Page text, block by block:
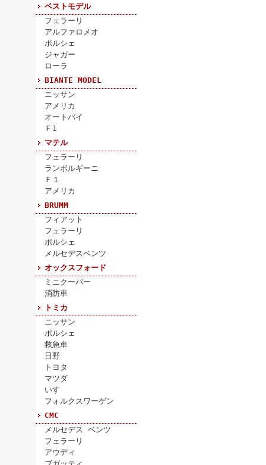
ベストモデル
フェラーリ
アルファロメオ
ポルシェ
ジャガー
ローラ
BIANTE MODEL
ニッサン
アメリカ
オートバイ
Ｆ1
マテル
フェラーリ
ランボルギーニ
Ｆ１
アメリカ
BRUMM
フィアット
フェラーリ
ポルシェ
メルセデスベンツ
オックスフォード
ミニクーパー
消防車
トミカ
ニッサン
ポルシェ
救急車
日野
トヨタ
マツダ
いすゞ
フォルクスワーゲン
CMC
メルセデス ベンツ
フェラーリ
アウディ